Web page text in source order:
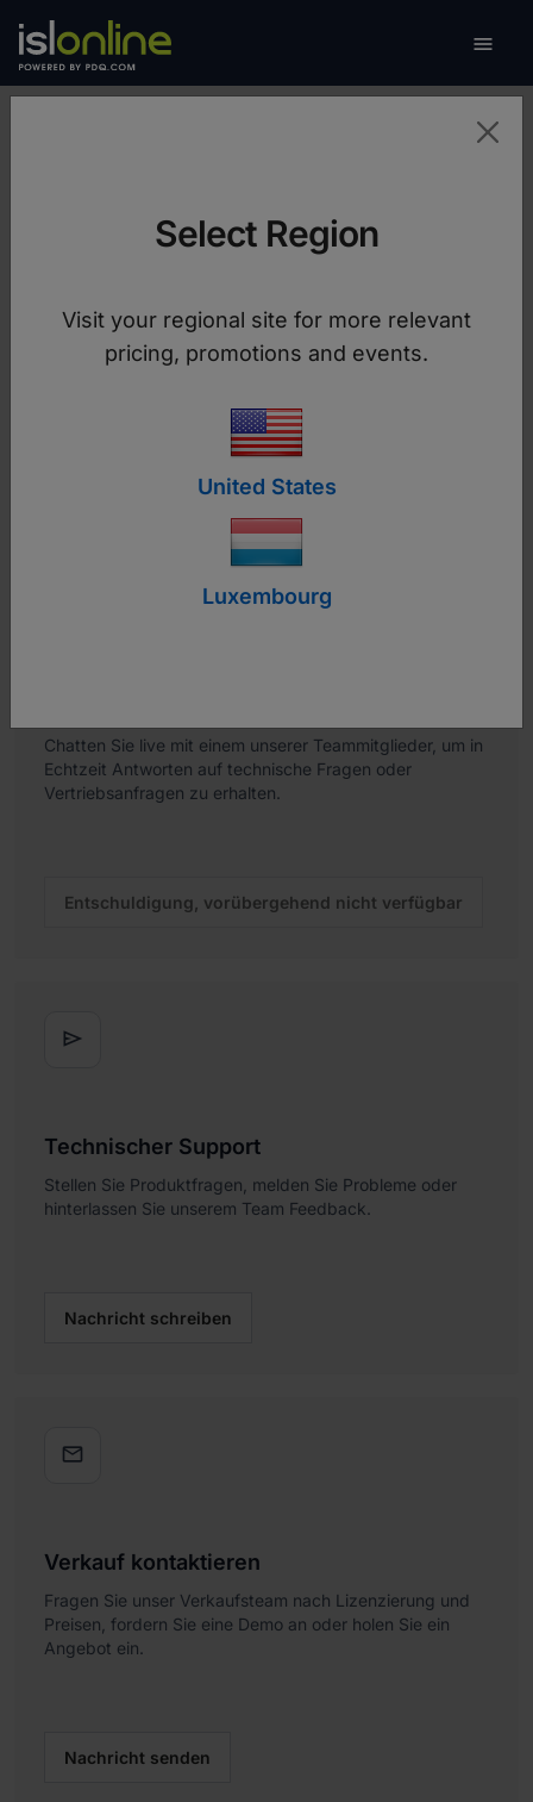

Wir sind hier, um zu
helfen
Wählen Sie den besten Weg, uns zu erreichen,
individuelles Angebot wünschen oder Fragen zu
Chatten Sie live mit einem unserer Teammitglieder, um in
Echtzeit Antworten auf technische Fragen oder
Vertriebsanfragen zu erhalten.
Entschuldigung, vorübergehend nicht verfügbar

Technischer Support
Stellen Sie Produktfragen, melden Sie Probleme oder
hinterlassen Sie unserem Team Feedback.
Nachricht schreiben

Verkauf kontaktieren
Fragen Sie unser Verkaufsteam nach Lizenzierung und
Preisen, fordern Sie eine Demo an oder holen Sie ein
Angebot ein.
Nachricht senden
Select Region
Visit your regional site for more relevant
pricing, promotions and events.
United States
Luxembourg